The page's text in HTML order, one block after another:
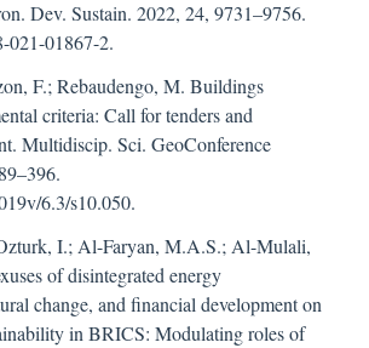
Dev. Sustain. 2022, 24, 9731–9756.
021-01867-2.
F.; Rebaudengo, M. Buildings
criteria: Call for tenders and
Multidiscip. Sci. GeoConference
6.3/s10.050.
I.; Al-Faryan, M.A.S.; Al-Mulali,
of disintegrated energy
change, and financial development on
in BRICS: Modulating roles of